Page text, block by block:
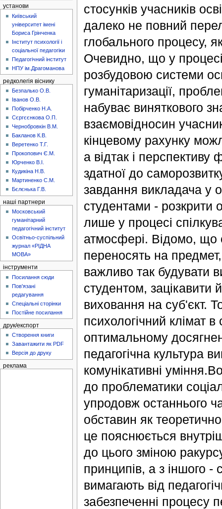
стосунків учасників
далеко не повний
глобального процесу,
Очевидно, що у
розбудовою системи
гуманітаризації,
набуває виняткового
взаємовідносин
кінцевому рахунку
а відтак і перспективу
здатної до
завдання викладача у
студентами - розкрити
лише у процесі
атмосфері. Відомо, що
переносять на
важливо так будувати
студентом, зацікавити
виховання на суб'єкт.
психологічний клімат
оптимальному
педагогічна культура
комунікативні
до проблематики
упродовж останнього
обставин як
це пояснюється
до цього зміною
принципів, а з іншого
вимагають від
забезпеченні процесу
установи
Київський
університет імені
Бориса Грінченка
Інститут психології і
соціальної педагогіки
Педагогічний інститут
НПУ ім.Драгоманова
редколегія віснику
Безпалько О.В.
Іванов О.В.
Побірченко Н.А.
Сєргєєнкова О.П.
Чернобровкін В.М.
Бакланов К.В.
Веретенко Т.Г.
Прокопович Є.М.
Юрченко В.І.
Кудикіна Н.В.
Мартиненко С.М.
Бєлєнька Г.В.
наші партнери
Московський
гуманітарний
педагогічний інститут
Освітньо-суспільний
журнал «РІДНА
МОВА»
інструменти
Посилання сюди
Пов'язані
редагування
Спеціальні сторінки
Постійне посилання
друк/експорт
Створення книги
Завантажити як PDF
Версія до друку
реклама